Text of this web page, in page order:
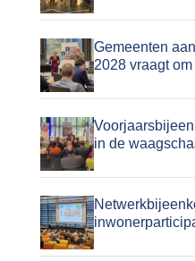
Gemeenten
2028 vraagt
in de